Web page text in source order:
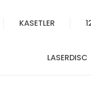
KASETLER
LASERDISC